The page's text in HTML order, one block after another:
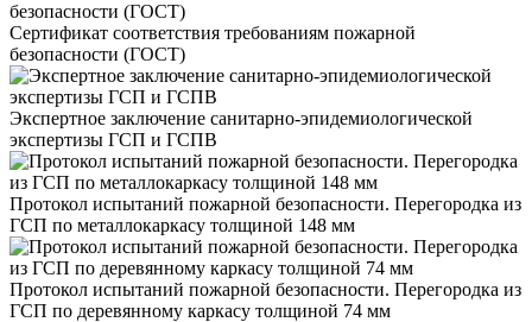
Сертификат соответствия требованиям пожарной
безопасности (ГОСТ)
Экспертное заключение санитарно-эпидемиологической
экспертизы ГСП и ГСПВ
Протокол испытаний пожарной безопасности. Перегородка из
ГСП по металлокаркасу толщиной 148 мм
Протокол испытаний пожарной безопасности. Перегородка из
ГСП по деревянному каркасу толщиной 74 мм